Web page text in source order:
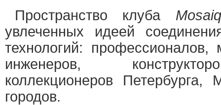
Пространство клуба
увлеченных идеей
технологий: профессионалов,
инженеров,
коллекционеров
городов.